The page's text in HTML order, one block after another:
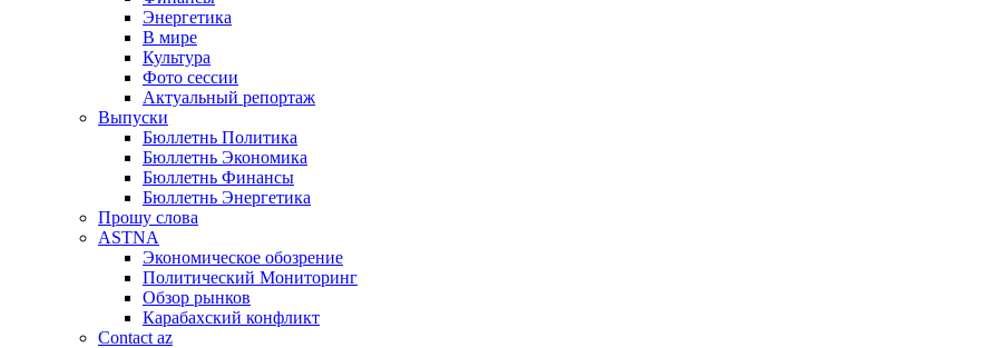
Энергетика
В мире
Культура
Фото сессии
Актуальный репортаж
Выпуски
Бюллетнь Политика
Бюллетнь Экономика
Бюллетнь Финансы
Бюллетнь Энергетика
Прошу слова
ASTNA
Экономическое обозрение
Политический Мониторинг
Обзор рынков
Карабахский конфликт
Contact az